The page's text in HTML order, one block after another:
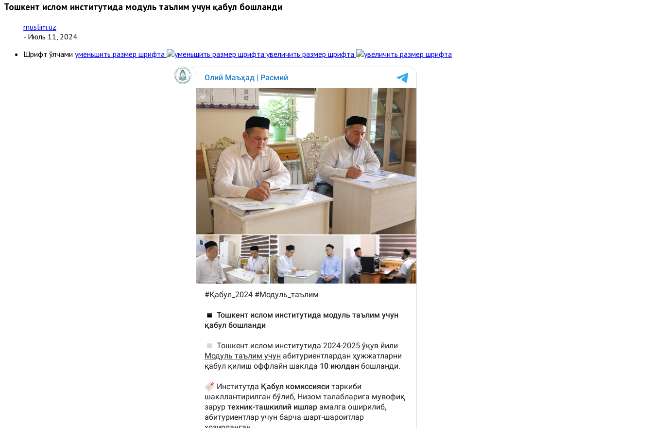
Тошкент ислом институтида модуль таълим учун қабул бошланди
muslim.uz
- Июль 11, 2024
Шрифт ўлчами уменьшить размер шрифта увеличить размер шрифта